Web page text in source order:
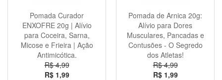
Pomada Curador
ENXOFRE 20g | Alívio
para Coceira, Sarna,
Micose e Frieira | Ação
Antimicótica.
R$ 4,99
R$ 1,99
Pomada de Arnica 20g:
Alívio para Dores
Musculares, Pancadas e
Contusões - O Segredo
dos Atletas!
R$ 4,99
R$ 1,99